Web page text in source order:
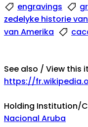
engravings
zedelyke historie
van Amerika
See also / View this
https://
Holding Institution/
Nacional Aruba